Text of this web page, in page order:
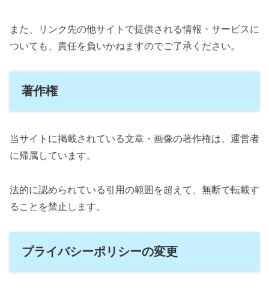
また、リンク先の他サイトで提供される情報・サービスに
ついても、責任を負いかねますのでご了承ください。
著作権
当サイトに掲載されている文章・画像の著作権は、運営者
に帰属しています。
法的に認められている引用の範囲を超えて、無断で転載す
ることを禁止します。
プライバシーポリシーの変更